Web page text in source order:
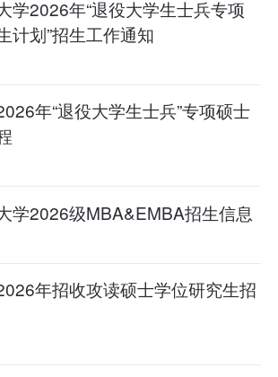
学2026年“退役大学生士兵专项
计划”招生工作通知
年“退役大学生士兵”专项硕士
学2026级MBA&EMBA招生信息
年招收攻读硕士学位研究生招